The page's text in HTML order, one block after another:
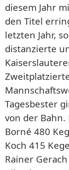
diesem Jahr
den Titel
letzten Jahr,
distanzierte
Tagesbester
von der Bahn.
Borné 480
Koch 415
Rainer